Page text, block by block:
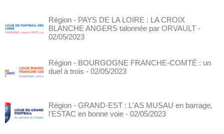
Région - PAYS DE LA LOIRE : LA CROIX
BLANCHE ANGERS talonnée par ORVAULT -
02/05/2023
Région - BOURGOGNE FRANCHE-COMTÉ : un
duel à trois - 02/05/2023
Région - GRAND-EST : L'AS MUSAU en barrage,
l'ESTAC en bonne voie - 02/05/2023